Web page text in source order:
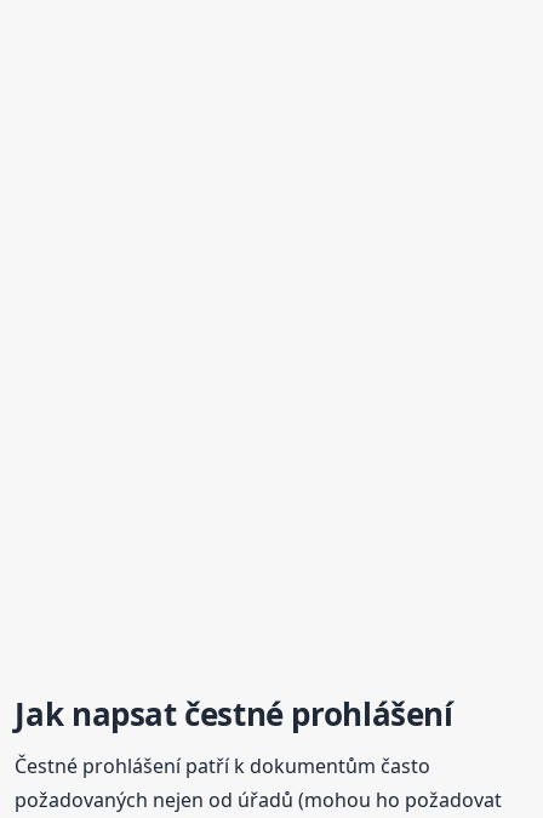
Jak napsat čestné prohlášení
Čestné prohlášení patří k dokumentům často
požadovaných nejen od úřadů (mohou ho požadovat